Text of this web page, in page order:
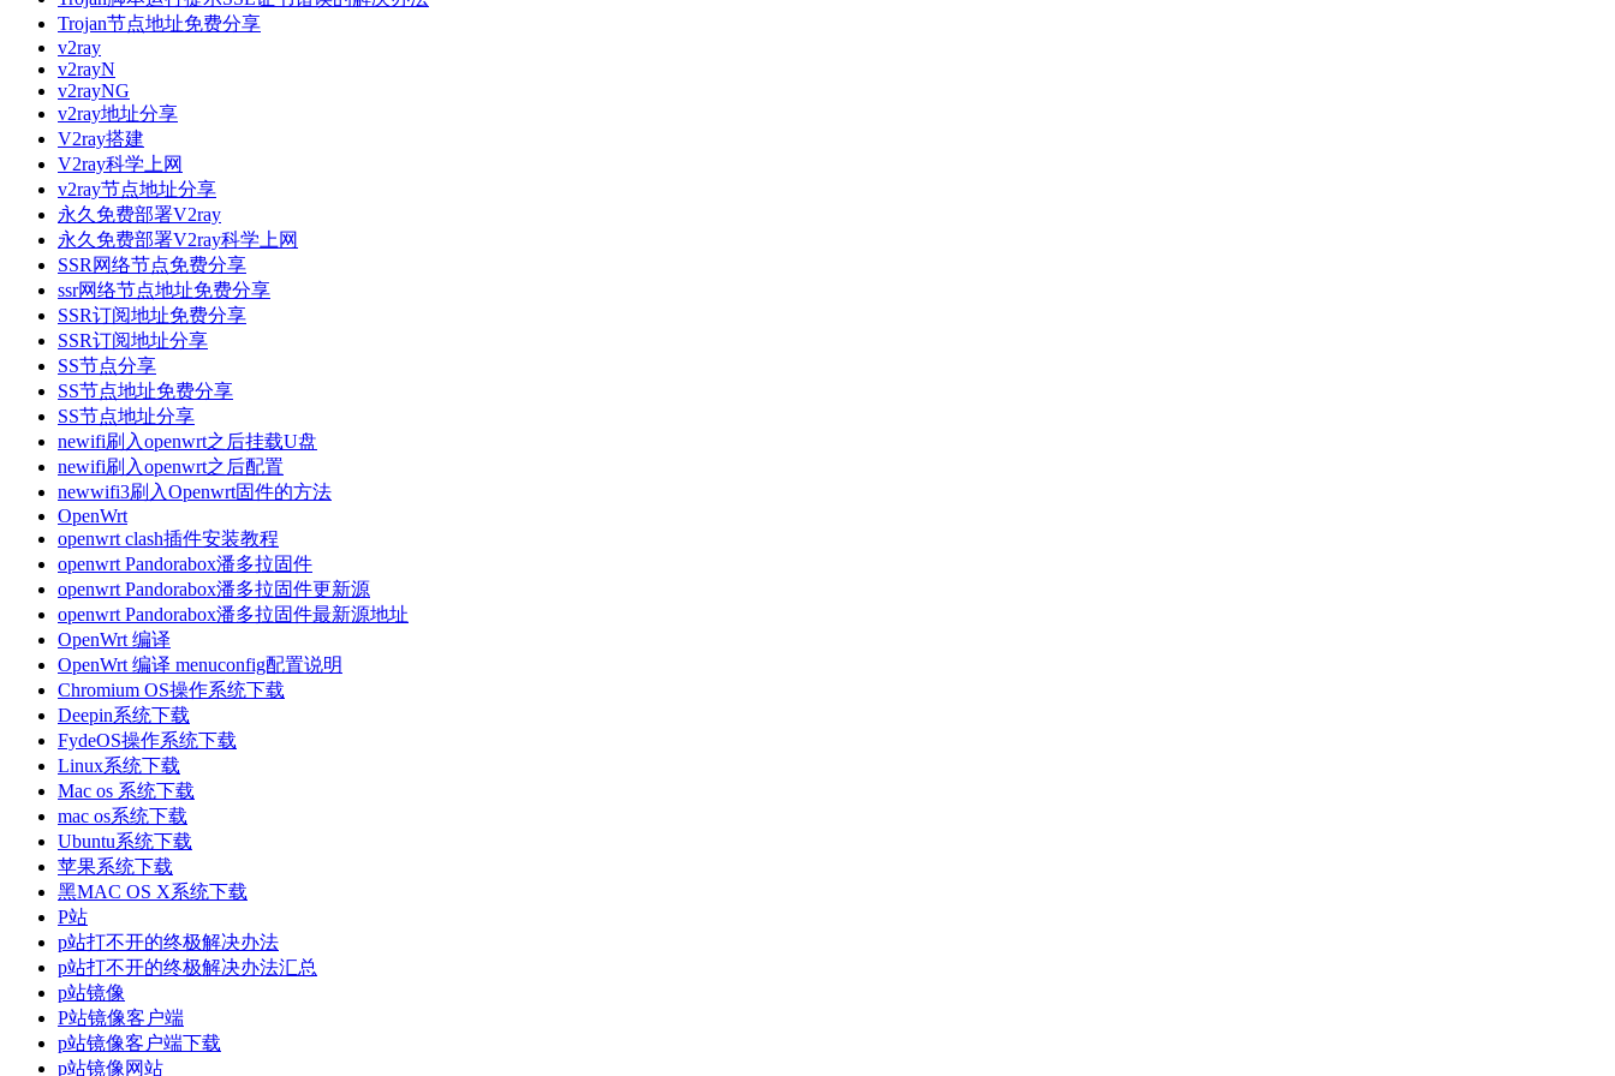
Trojan节点地址免费分享
v2ray
v2rayN
v2rayNG
v2ray地址分享
V2ray搭建
V2ray科学上网
v2ray节点地址分享
永久免费部署V2ray
永久免费部署V2ray科学上网
SSR网络节点免费分享
ssr网络节点地址免费分享
SSR订阅地址免费分享
SSR订阅地址分享
SS节点分享
SS节点地址免费分享
SS节点地址分享
newifi刷入openwrt之后挂载U盘
newifi刷入openwrt之后配置
newwifi3刷入Openwrt固件的方法
OpenWrt
openwrt clash插件安装教程
openwrt Pandorabox潘多拉固件
openwrt Pandorabox潘多拉固件更新源
openwrt Pandorabox潘多拉固件最新源地址
OpenWrt 编译
OpenWrt 编译 menuconfig配置说明
Chromium OS操作系统下载
Deepin系统下载
FydeOS操作系统下载
Linux系统下载
Mac os 系统下载
mac os系统下载
Ubuntu系统下载
苹果系统下载
黑MAC OS X系统下载
P站
p站打不开的终极解决办法
p站打不开的终极解决办法汇总
p站镜像
P站镜像客户端
p站镜像客户端下载
p站镜像网站